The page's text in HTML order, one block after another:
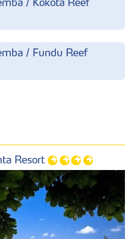
/ Fundu Reef
Resort